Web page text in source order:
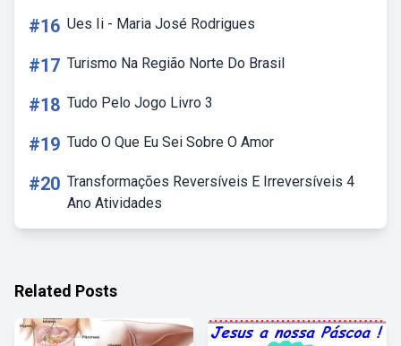
#16 Ues Ii - Maria José Rodrigues
#17 Turismo Na Região Norte Do Brasil
#18 Tudo Pelo Jogo Livro 3
#19 Tudo O Que Eu Sei Sobre O Amor
#20 Transformações Reversíveis E Irreversíveis 4
Ano Atividades
Related Posts